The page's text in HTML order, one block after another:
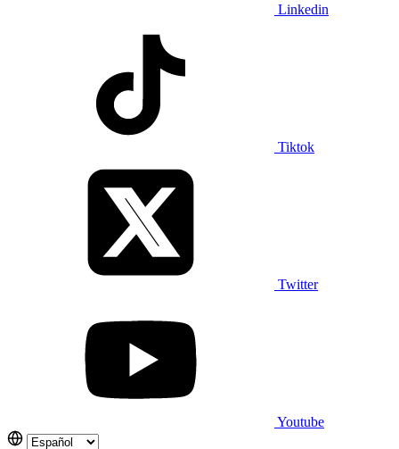
Linkedin
Tiktok
Twitter
Youtube